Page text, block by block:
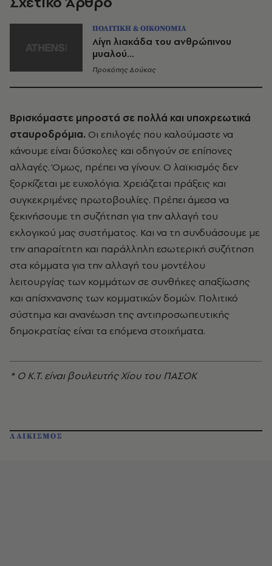
ΠΟΛΙΤΙΚΗ & ΟΙΚΟΝΟΜΙΑ
Λίγη λιακάδα του ανθρώπινου
μυαλού...
Προκόπης Δούκας
Βρισκόμαστε μπροστά σε πολλά και υποχρεωτικά
σταυροδρόμια. Οι επιλογές που καλούμαστε να
κάνουμε είναι δύσκολες και οδηγούν σε επίπονες
αλλαγές. Όμως, πρέπει να γίνουν. Ο λαϊκισμός δεν
ξορκίζεται με ευχολόγια. Χρειάζεται πράξεις και
συγκεκριμένες πρωτοβουλίες. Πρέπει άμεσα να
ξεκινήσουμε τη συζήτηση για την αλλαγή του
εκλογικού μας συστήματος. Και να τη συνδυάσουμε με
την απαραίτητη και παράλληλη εσωτερική συζήτηση
στα κόμματα για την αλλαγή του μοντέλου
λειτουργίας των κομμάτων σε συνθήκες απαξίωσης
και απίσχνανσης των κομματικών δομών. Πολιτικό
σύστημα και ανανέωση της αντιπροσωπευτικής
δημοκρατίας είναι τα επόμενα στοιχήματα.
* Ο Κ.Τ. είναι βουλευτής Χίου του ΠΑΣΟΚ
ΛΑΙΚΙΣΜΟΣ